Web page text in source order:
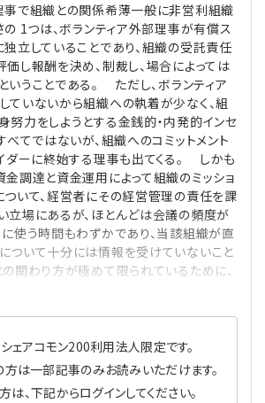
リーダーのnote
営実務の処方箋
会計検定試験一問一答
ための「新公益信託」活用戦略
ン200インタビュー
ン200 誌上相談室
のポイント
りPLUS
解く逆引きガイドライン
合う経営学
の歩き方
すめ
で組織との関係希薄一般に非営利組織
1つは、ボランティア外部理事が有償ス
立していることであり、組織の受託責任
し報酬を決め、制裁し、場合によっては
うことである。 ただし、ボランティア
ていないから組織への執着が少なく、組
努力をしようとする金銭的・内発的インセ
べてではないが、組織へのコミットメント
ダーに終始する理事も出てくる。 しかも
調達と資金運用によって組織のミッショ
ついて、経営者にその経営管理の責任を課
立場にあるが、ほとんどは会議の頻度が
使う時間もわずかであり、当該組織が直
ついて十分には情報を受けていないこと
関わり方が極めて限られているために、
ェアコモン200利用法人限定です。
方は一部記事のみお読みいただけます。
は、下記からログインしてください。